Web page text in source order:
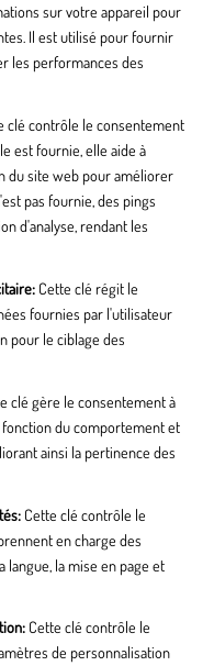
sur votre appareil pour
Il est utilisé pour fournir
les performances des
clé contrôle le consentement
est fournie, elle aide à
du site web pour améliorer
pas fournie, des pings
d'analyse, rendant les
: Cette clé régit le
fournies par l'utilisateur
pour le ciblage des
clé gère le consentement à
du comportement et
ainsi la pertinence des
: Cette clé contrôle le
en charge des
la mise en page et
: Cette clé contrôle le
de personnalisation